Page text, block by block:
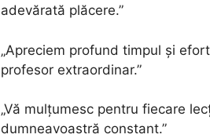
adevărată plăcere.”
„Apreciem profund timpul și
profesor extraordinar.”
„Vă mulțumesc pentru fiecare
dumneavoastră constant.”